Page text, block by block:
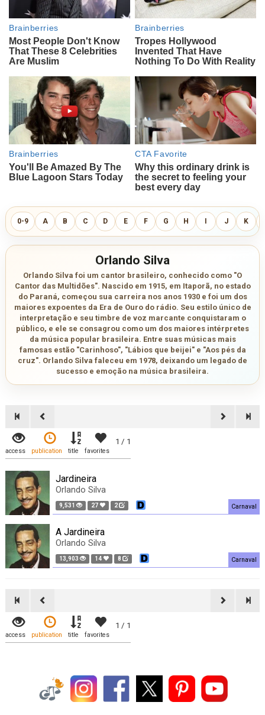
0-9 A B C D E F G H I J K
Orlando Silva
Orlando Silva foi um cantor brasileiro, conhecido como "O
Cantor das Multidões". Nascido em 1915, em Itaporã, no estado
do Paraná, começou sua carreira nos anos 1930 e foi um dos
maiores expoentes da Era de Ouro do rádio. Seu estilo único de
interpretação e seu timbre de voz marcante conquistaram o
público, e ele se consagrou como um dos maiores intérpretes
da música popular brasileira. Entre suas músicas mais
famosas estão "Carinhoso", "Lábios que beijei" e "Aos pés da
cruz". Orlando Silva faleceu em 1978, deixando um legado de
sucesso e emoção na música brasileira.
1 / 1
access publication title favorites
Jardineira
Orlando Silva
9,531 27 2 Carnaval
A Jardineira
Orlando Silva
13,903 14 8 Carnaval
1 / 1
access publication title favorites